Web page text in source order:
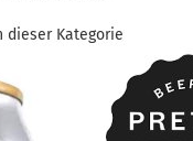
dieser Kategorie